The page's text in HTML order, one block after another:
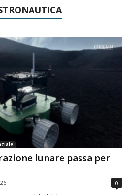
lunare passa per
0